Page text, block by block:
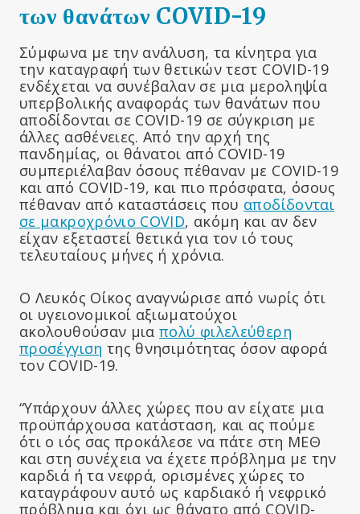
των θανάτων COVID-19
Σύμφωνα με την ανάλυση, τα κίνητρα για
την καταγραφή των θετικών τεστ COVID-19
ενδέχεται να συνέβαλαν σε μια μεροληψία
υπερβολικής αναφοράς των θανάτων που
αποδίδονται σε COVID-19 σε σύγκριση με
άλλες ασθένειες. Από την αρχή της
πανδημίας, οι θάνατοι από COVID-19
συμπεριέλαβαν όσους πέθαναν με COVID-19
και από COVID-19, και πιο πρόσφατα, όσους
πέθαναν από καταστάσεις που αποδίδονται
σε μακροχρόνιο COVID, ακόμη και αν δεν
είχαν εξεταστεί θετικά για τον ιό τους
τελευταίους μήνες ή χρόνια.
Ο Λευκός Οίκος αναγνώρισε από νωρίς ότι
οι υγειονομικοί αξιωματούχοι
ακολουθούσαν μιαπολύ φιλελεύθερη
προσέγγιση της θνησιμότητας όσον αφορά
τον COVID-19.
“Υπάρχουν άλλες χώρες που αν είχατε μια
προϋπάρχουσα κατάσταση, και ας πούμε
ότι ο ιός σας προκάλεσε να πάτε στη ΜΕΘ
και στη συνέχεια να έχετε πρόβλημα με την
καρδιά ή τα νεφρά, ορισμένες χώρες το
καταγράφουν αυτό ως καρδιακό ή νεφρικό
πρόβλημα και όχι ως θάνατο από COVID-